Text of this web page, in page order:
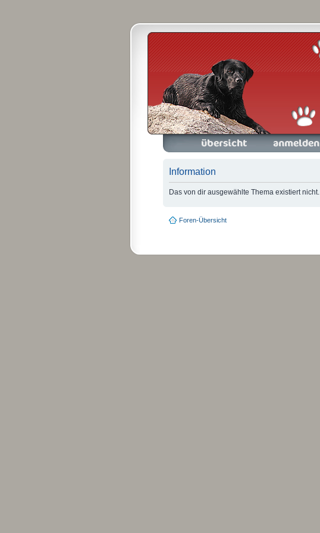
Foren-Übersicht Anmelden
Information
Das von dir ausgewählte Thema existiert nicht.
Foren-Übersicht